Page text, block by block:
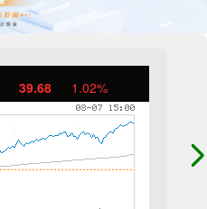
39.68 1.02%